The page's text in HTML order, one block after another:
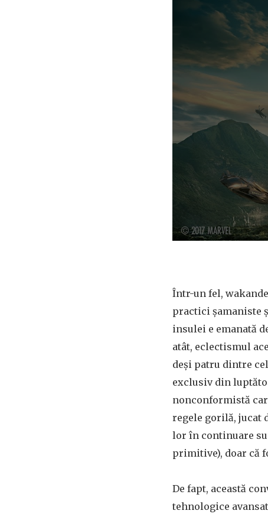
Într-un fel,
practici șamaniste
insulei e emanată
atât, eclectismul
deși patru dintre
exclusiv din
nonconformistă
regele gorilă, jucat
lor în continuare
primitive), doar că
De fapt, această
tehnologice